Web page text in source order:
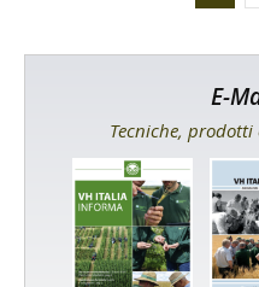
E-
Tecniche, prodotti